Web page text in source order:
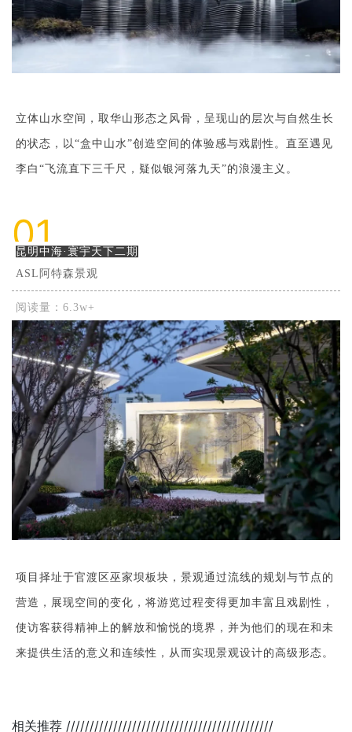
立体山水空间，取华山形态之风骨，呈现山的层次与自然生长
的状态，以“盒中山水”创造空间的体验感与戏剧性。直至遇见
李白“飞流直下三千尺，疑似银河落九天”的浪漫主义。
01
昆明中海·寰宇天下二期
ASL阿特森景观
阅读量：6.3w+
项目择址于官渡区巫家坝板块，景观通过流线的规划与节点的
营造，展现空间的变化，将游览过程变得更加丰富且戏剧性，
使访客获得精神上的解放和愉悦的境界，并为他们的现在和未
来提供生活的意义和连续性，从而实现景观设计的高级形态。
相关推荐 ////////////////////////////////////////////